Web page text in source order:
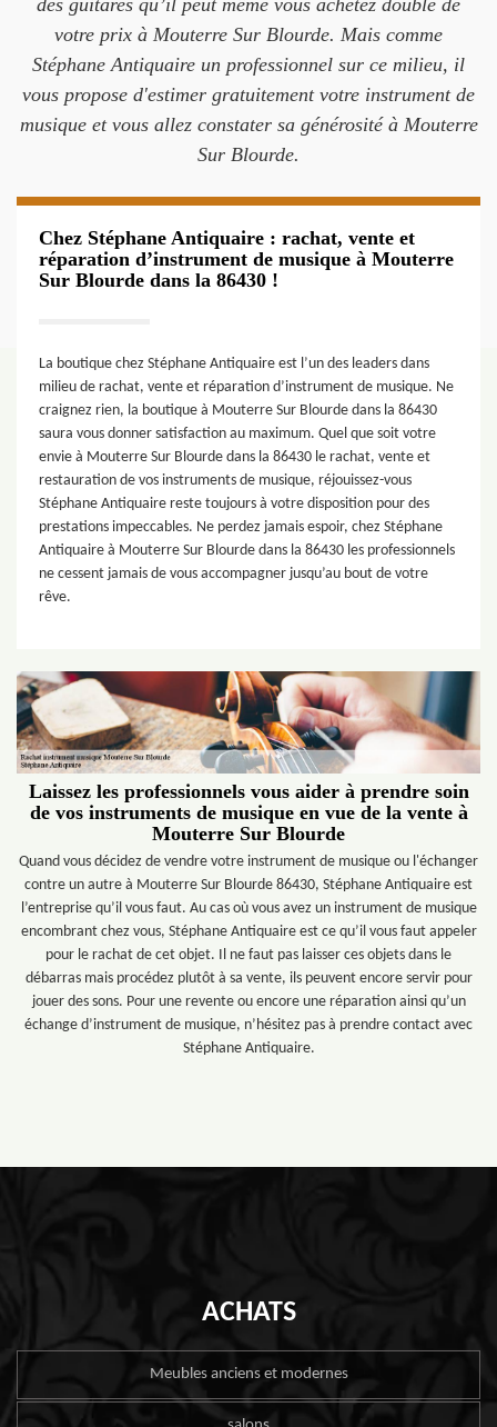
des guitares qu’il peut même vous achetez double de
votre prix à Mouterre Sur Blourde. Mais comme
Stéphane Antiquaire un professionnel sur ce milieu, il
vous propose d'estimer gratuitement votre instrument de
musique et vous allez constater sa générosité à Mouterre
Sur Blourde.
Chez Stéphane Antiquaire : rachat, vente et
réparation d’instrument de musique à Mouterre
Sur Blourde dans la 86430 !
La boutique chez Stéphane Antiquaire est l’un des leaders dans
milieu de rachat, vente et réparation d’instrument de musique. Ne
craignez rien, la boutique à Mouterre Sur Blourde dans la 86430
saura vous donner satisfaction au maximum. Quel que soit votre
envie à Mouterre Sur Blourde dans la 86430 le rachat, vente et
restauration de vos instruments de musique, réjouissez-vous
Stéphane Antiquaire reste toujours à votre disposition pour des
prestations impeccables. Ne perdez jamais espoir, chez Stéphane
Antiquaire à Mouterre Sur Blourde dans la 86430 les professionnels
ne cessent jamais de vous accompagner jusqu’au bout de votre
rêve.
Laissez les professionnels vous aider à prendre soin
de vos instruments de musique en vue de la vente à
Mouterre Sur Blourde
Quand vous décidez de vendre votre instrument de musique ou l'échanger
contre un autre à Mouterre Sur Blourde 86430, Stéphane Antiquaire est
l’entreprise qu’il vous faut. Au cas où vous avez un instrument de musique
encombrant chez vous, Stéphane Antiquaire est ce qu’il vous faut appeler
pour le rachat de cet objet. Il ne faut pas laisser ces objets dans le
débarras mais procédez plutôt à sa vente, ils peuvent encore servir pour
jouer des sons. Pour une revente ou encore une réparation ainsi qu’un
échange d’instrument de musique, n’hésitez pas à prendre contact avec
Stéphane Antiquaire.
ACHATS
Meubles anciens et modernes